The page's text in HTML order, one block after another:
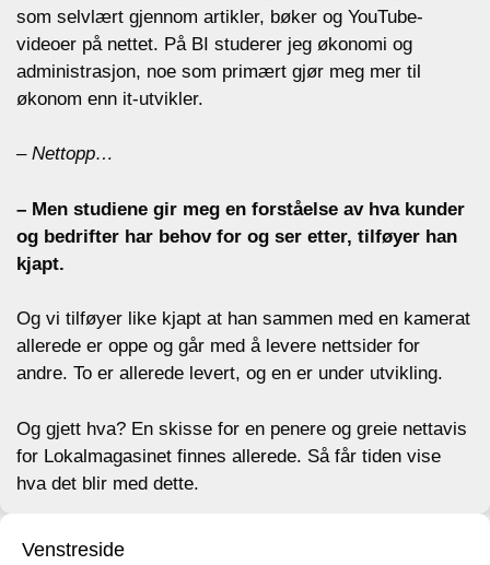
som selvlært gjennom artikler, bøker og YouTube-
videoer på nettet. På BI studerer jeg økonomi og
administrasjon, noe som primært gjør meg mer til
økonom enn it-utvikler.
– Nettopp…
– Men studiene gir meg en forståelse av hva kunder
og bedrifter har behov for og ser etter, tilføyer han
kjapt.
Og vi tilføyer like kjapt at han sammen med en kamerat
allerede er oppe og går med å levere nettsider for
andre. To er allerede levert, og en er under utvikling.
Og gjett hva? En skisse for en penere og greie nettavis
for Lokalmagasinet finnes allerede. Så får tiden vise
hva det blir med dette.
Venstreside